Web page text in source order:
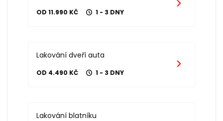
OD 11.990 KČ 1 - 3 DNY
Lakování dveří auta
OD 4.490 KČ 1 - 3 DNY
Lakování blatníku